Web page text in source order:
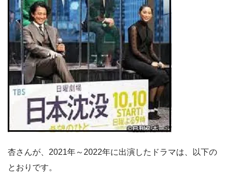
杏さんが、2021年～2022年に出演したドラマは、以下の
とおりです。